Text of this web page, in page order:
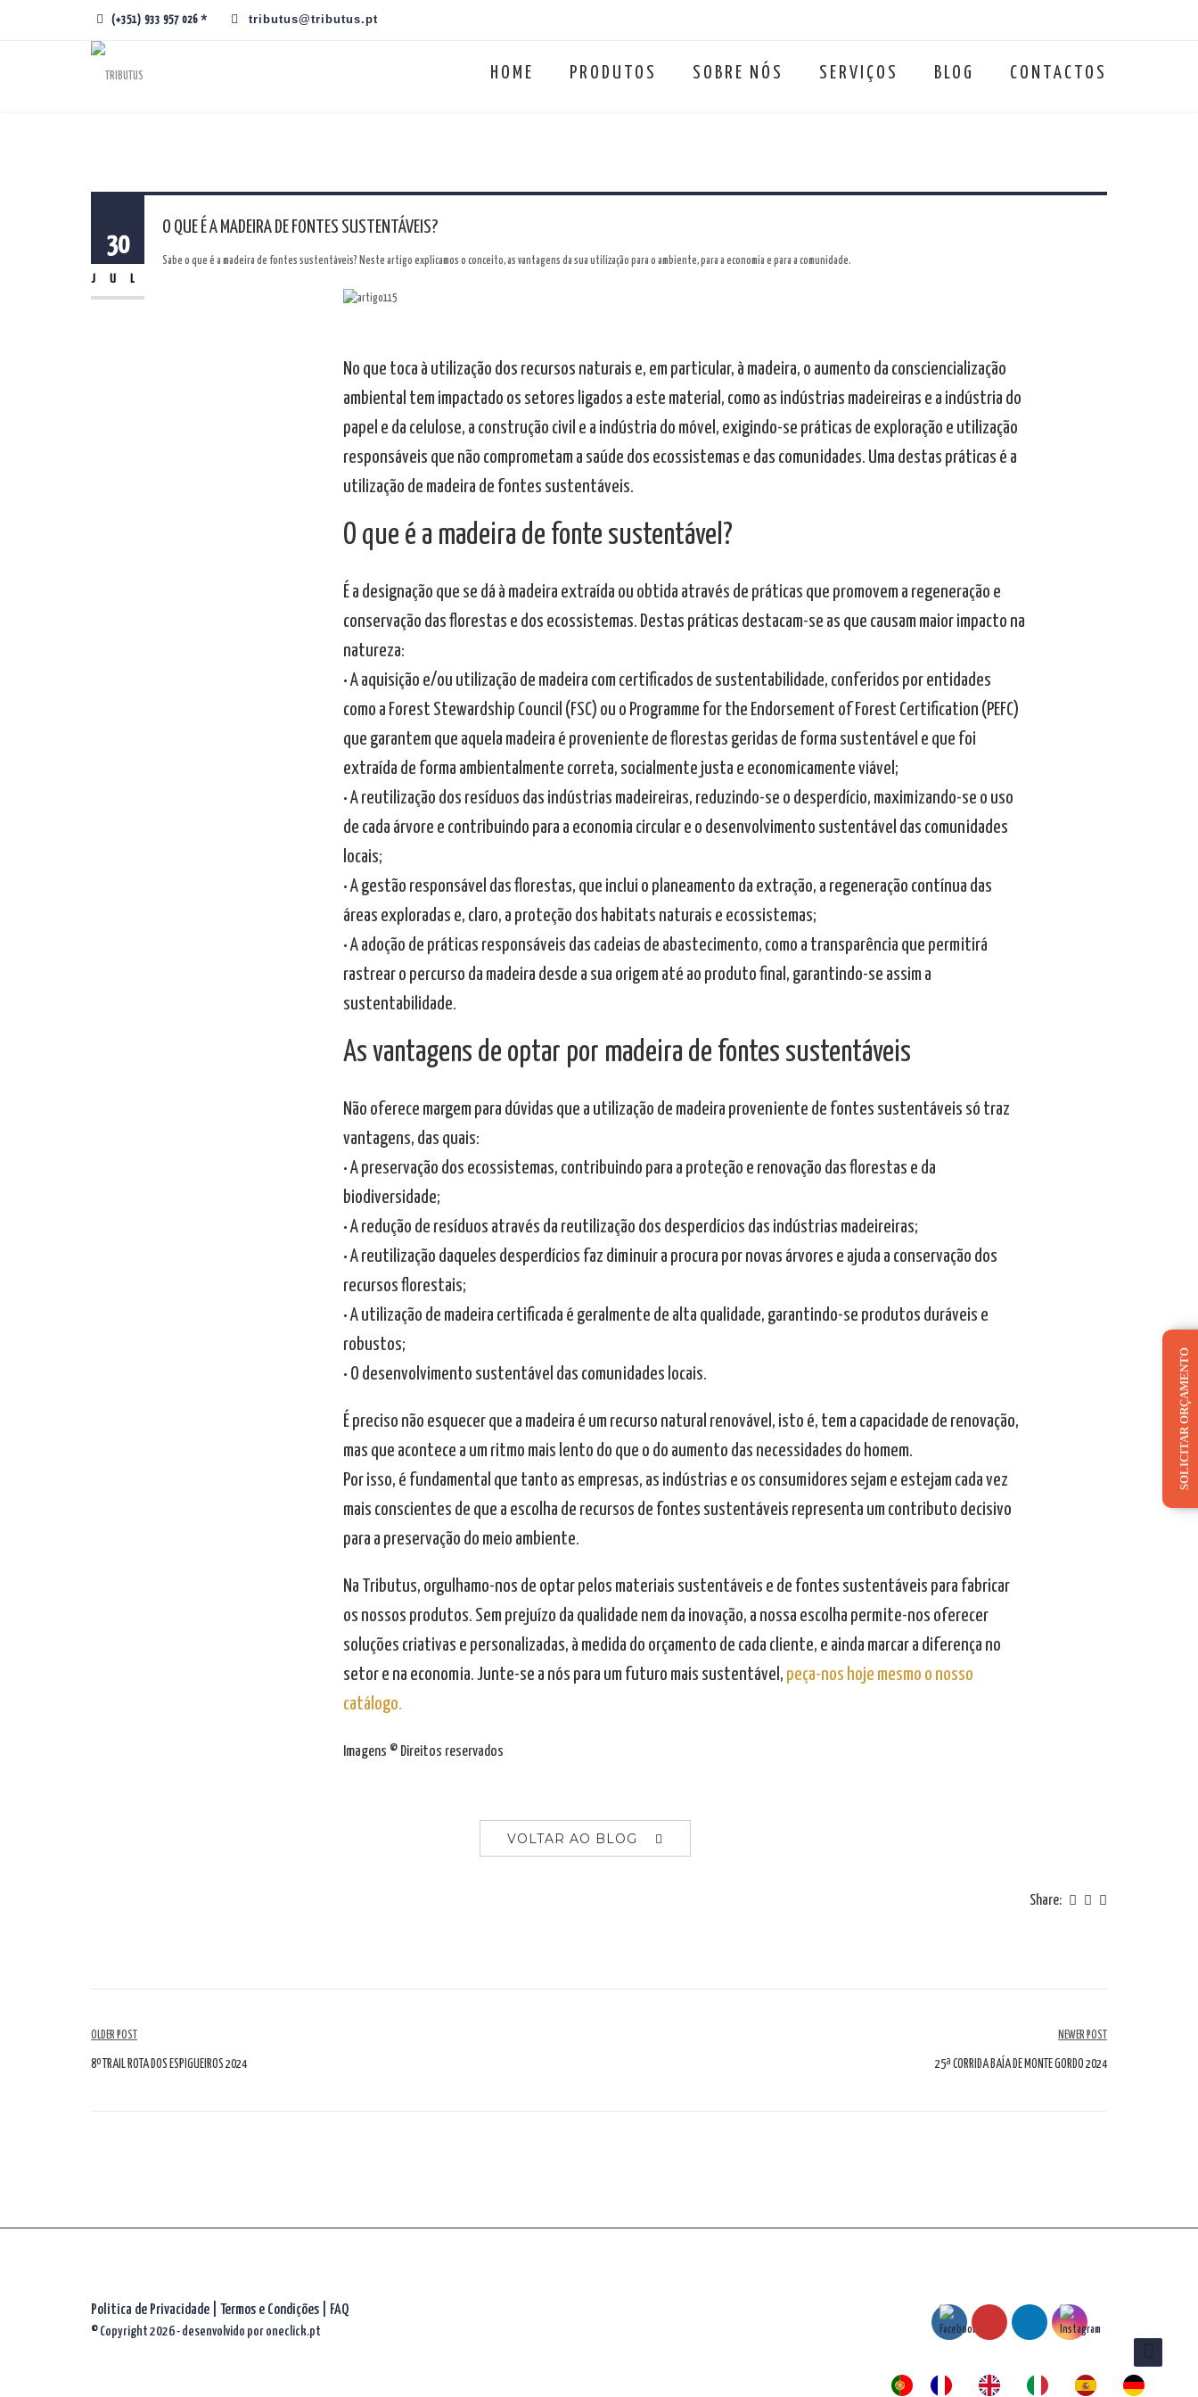
(+351) 933 957 026 * tributus@tributus.pt
HOME PRODUTOS SOBRE NÓS SERVIÇOS BLOG CONTACTOS
30
JUL
O QUE É A MADEIRA DE FONTES SUSTENTÁVEIS?
Sabe o que é a madeira de fontes sustentáveis? Neste artigo explicamos o conceito, as vantagens da sua utilização para o ambiente, para a economia e para a comunidade.
No que toca à utilização dos recursos naturais e, em particular, à madeira, o aumento da consciencialização
ambiental tem impactado os setores ligados a este material, como as indústrias madeireiras e a indústria do
papel e da celulose, a construção civil e a indústria do móvel, exigindo-se práticas de exploração e utilização
responsáveis que não comprometam a saúde dos ecossistemas e das comunidades. Uma destas práticas é a
utilização de madeira de fontes sustentáveis.
O que é a madeira de fonte sustentável?
É a designação que se dá à madeira extraída ou obtida através de práticas que promovem a regeneração e
conservação das florestas e dos ecossistemas. Destas práticas destacam-se as que causam maior impacto na
natureza:
• A aquisição e/ou utilização de madeira com certificados de sustentabilidade, conferidos por entidades
como a Forest Stewardship Council (FSC) ou o Programme for the Endorsement of Forest Certification (PEFC)
que garantem que aquela madeira é proveniente de florestas geridas de forma sustentável e que foi
extraída de forma ambientalmente correta, socialmente justa e economicamente viável;
• A reutilização dos resíduos das indústrias madeireiras, reduzindo-se o desperdício, maximizando-se o uso
de cada árvore e contribuindo para a economia circular e o desenvolvimento sustentável das comunidades
locais;
• A gestão responsável das florestas, que inclui o planeamento da extração, a regeneração contínua das
áreas exploradas e, claro, a proteção dos habitats naturais e ecossistemas;
• A adoção de práticas responsáveis das cadeias de abastecimento, como a transparência que permitirá
rastrear o percurso da madeira desde a sua origem até ao produto final, garantindo-se assim a
sustentabilidade.
As vantagens de optar por madeira de fontes sustentáveis
Não oferece margem para dúvidas que a utilização de madeira proveniente de fontes sustentáveis só traz
vantagens, das quais:
• A preservação dos ecossistemas, contribuindo para a proteção e renovação das florestas e da
biodiversidade;
• A redução de resíduos através da reutilização dos desperdícios das indústrias madeireiras;
• A reutilização daqueles desperdícios faz diminuir a procura por novas árvores e ajuda a conservação dos
recursos florestais;
• A utilização de madeira certificada é geralmente de alta qualidade, garantindo-se produtos duráveis e
robustos;
• O desenvolvimento sustentável das comunidades locais.
É preciso não esquecer que a madeira é um recurso natural renovável, isto é, tem a capacidade de renovação,
mas que acontece a um ritmo mais lento do que o do aumento das necessidades do homem.
Por isso, é fundamental que tanto as empresas, as indústrias e os consumidores sejam e estejam cada vez
mais conscientes de que a escolha de recursos de fontes sustentáveis representa um contributo decisivo
para a preservação do meio ambiente.
Na Tributus, orgulhamo-nos de optar pelos materiais sustentáveis e de fontes sustentáveis para fabricar
os nossos produtos. Sem prejuízo da qualidade nem da inovação, a nossa escolha permite-nos oferecer
soluções criativas e personalizadas, à medida do orçamento de cada cliente, e ainda marcar a diferença no
setor e na economia. Junte-se a nós para um futuro mais sustentável, peça-nos hoje mesmo o nosso
catálogo.
Imagens © Direitos reservados
VOLTAR AO BLOG
Share:
Navegação
de
OLDER POST
8º TRAIL ROTA DOS ESPIGUEIROS 2024
NEWER POST
25ª CORRIDA BAÍA DE MONTE GORDO 2024
Politica de Privacidade Termos e Condições FAQ
© Copyright 2026 - desenvolvido por oneclick.pt
SOLICITAR ORÇAMENTO